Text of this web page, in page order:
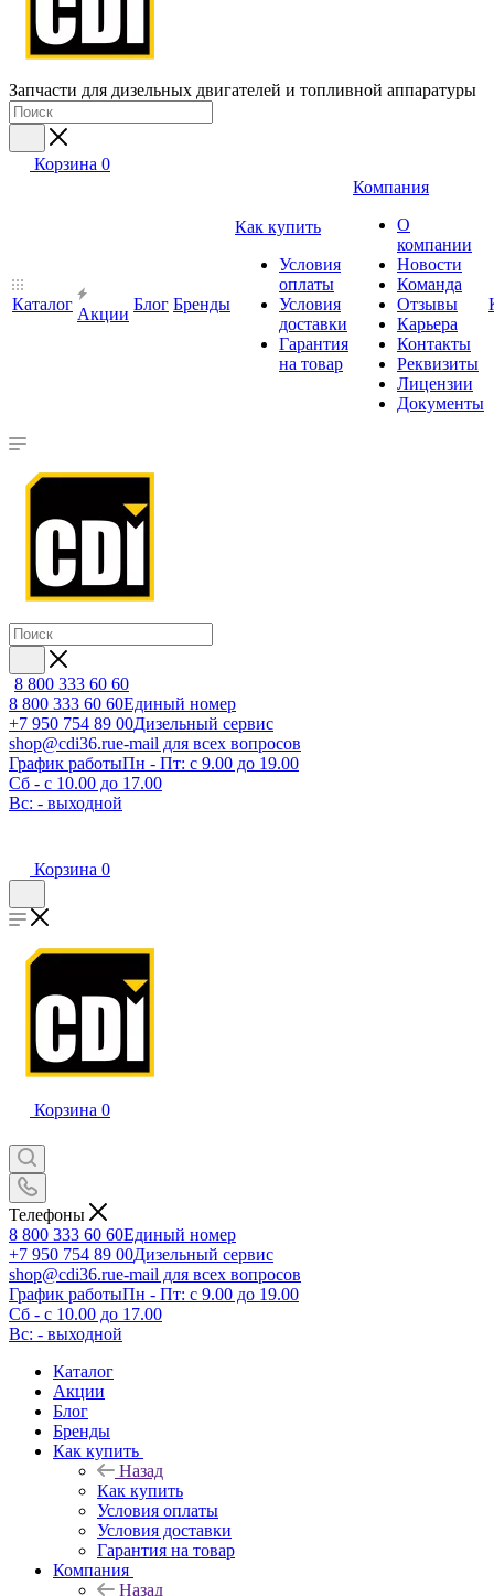
Запчасти для дизельных двигателей и топливной аппаратуры
Корзина 0
Каталог
Акции
Блог Бренды
Как купить
Условия
оплаты
Условия
доставки
Гарантия
на товар
Компания
О
компании
Новости
Команда
Отзывы
Карьера
Контакты
Реквизиты
Лицензии
Документы
8 800 333 60 60
8 800 333 60 60Единый номер
+7 950 754 89 00Дизельный сервис
shop@cdi36.rue-mail для всех вопросов
График работыПн - Пт: с 9.00 до 19.00
Сб - с 10.00 до 17.00
Вс: - выходной
Корзина 0
Корзина 0
Телефоны
8 800 333 60 60Единый номер
+7 950 754 89 00Дизельный сервис
shop@cdi36.rue-mail для всех вопросов
График работыПн - Пт: с 9.00 до 19.00
Сб - с 10.00 до 17.00
Вс: - выходной
Каталог
Акции
Блог
Бренды
Как купить
Назад
Как купить
Условия оплаты
Условия доставки
Гарантия на товар
Компания
Назад